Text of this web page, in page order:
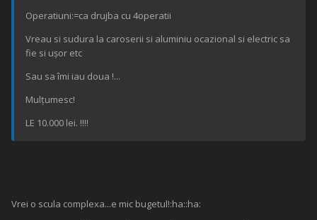
Operatiuni:=ca drujba cu 4operatii
Vreau si sudura la caroserii si aluminiu ocazional si electric sa
fie si ușor etc
Sau sa îmi iau doua !...
Mulțumesc!
LE 10.000 lei. !!!!
Vrei o scula complexa...e mic bugetul!:ha::ha: